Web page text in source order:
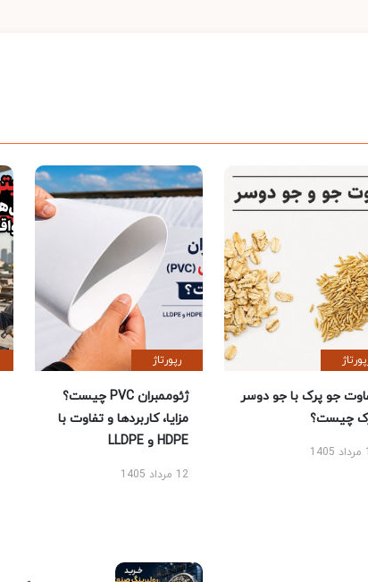
جو پرک با جو دوسر
چیست؟
رپورتاژ
ژئوممبران PVC چیست؟
مزایا، کاربردها و تفاوت با
HDPE و LLDPE
12 مرداد 1405